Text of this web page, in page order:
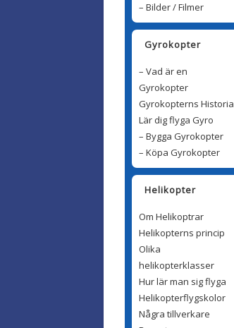
– Bilder / Filmer
Gyrokopter
– Vad är en
Gyrokopter
Gyrokopterns Historia
Lär dig flyga Gyro
– Bygga Gyrokopter
– Köpa Gyrokopter
Helikopter
Om Helikoptrar
Helikopterns princip
Olika
helikopterklasser
Hur lär man sig flyga
Helikopterflygskolor
Några tillverkare